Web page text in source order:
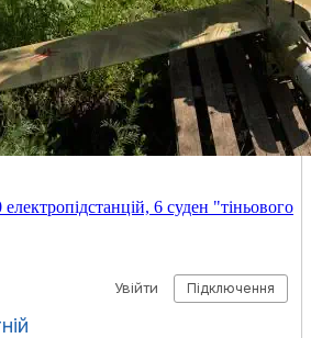
6 суден "тіньового